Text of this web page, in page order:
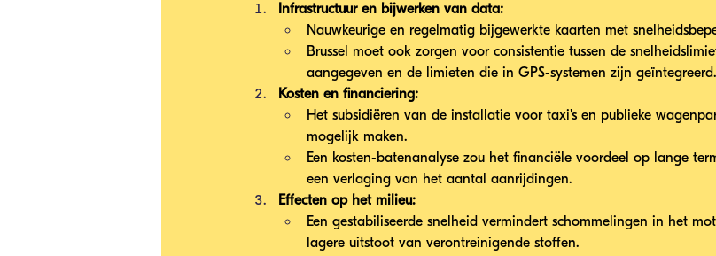
Infrastructuur en bijwerken van data:
Nauwkeurige en regelmatig bijgewerkte kaarten met
Brussel moet ook zorgen voor consistentie tussen de
aangegeven en de limieten die in GPS-systemen zijn geïntegreerd.
Kosten en financiering:
Het subsidiëren van de installatie voor taxi's en publieke
mogelijk maken.
Een kosten-batenanalyse zou het financiële voordeel op lange
een verlaging van het aantal aanrijdingen.
Effecten op het milieu:
Een gestabiliseerde snelheid vermindert schommelingen in het
lagere uitstoot van verontreinigende stoffen.